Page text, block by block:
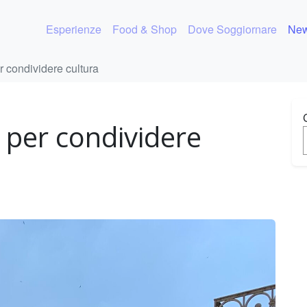
Esperienze Food & Shop Dove Soggiornare
condividere cultura
condividere